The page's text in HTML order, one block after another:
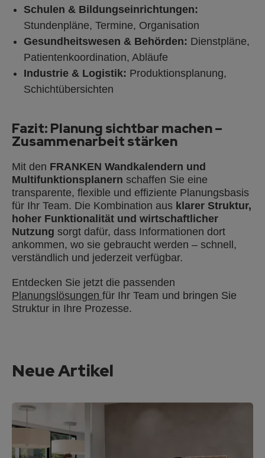
Schulen & Bildungseinrichtungen:
Stundenpläne, Termine, Organisation
Gesundheitswesen & Behörden: Dienstpläne,
Patientenkoordination, Abläufe
Industrie & Logistik: Produktionsplanung,
Schichtübersichten
Fazit: Planung sichtbar machen –
Zusammenarbeit stärken
Mit den FRANKEN Wandkalendern und
Multifunktionsplanern schaffen Sie eine
transparente, flexible und effiziente Planungsbasis
für Ihr Team. Die Kombination aus klarer Struktur,
hoher Funktionalität und wirtschaftlicher
Nutzung sorgt dafür, dass Informationen dort
ankommen, wo sie gebraucht werden – schnell,
verständlich und jederzeit verfügbar.
Entdecken Sie jetzt die passenden
Planungslösungen für Ihr Team und bringen Sie
Struktur in Ihre Prozesse.
Neue Artikel